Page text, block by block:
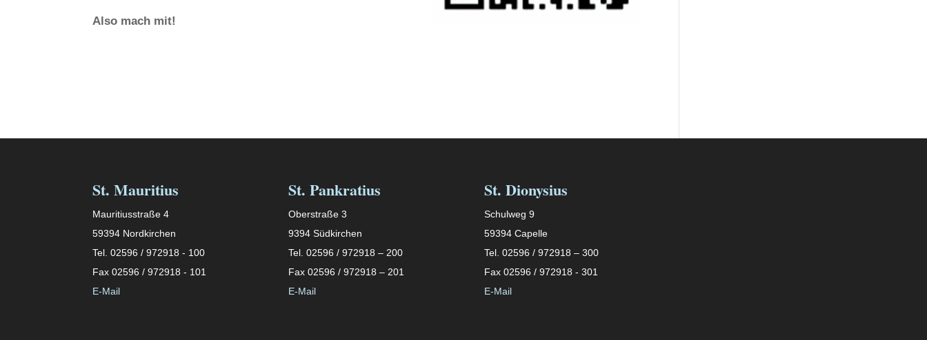
Also mach mit!
St. Mauritius
Mauritiusstraße 4
59394 Nordkirchen
Tel. 02596 / 972918 - 100
Fax 02596 / 972918 - 101
E-Mail
St. Pankratius
Oberstraße 3
9394 Südkirchen
Tel. 02596 / 972918 – 200
Fax 02596 / 972918 – 201
E-Mail
St. Dionysius
Schulweg 9
59394 Capelle
Tel. 02596 / 972918 – 300
Fax 02596 / 972918 - 301
E-Mail